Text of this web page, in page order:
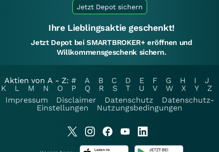
Jetzt Depot sichern
Ihre Lieblingsaktie geschenkt!
Jetzt Depot bei SMARTBROKER+ eröffnen und
Willkommensgeschenk sichern.
Aktien von A - Z: # A B C D E F G H I
J
K
L M N O P Q R S T U V W X Y
Z
Impressum
Disclaimer Datenschutz
Datenschutz-
Einstellungen
Nutzungsbedingungen